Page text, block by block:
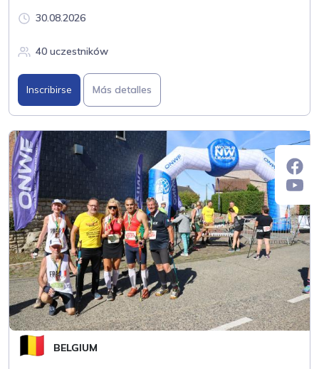
30.08.2026
40 uczestników
Inscribirse Más detalles
BELGIUM